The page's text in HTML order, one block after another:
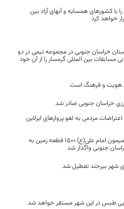
با کشورهای همسایه و آبهای آزاد بین
خواهد کرد
خراسان جنوبی در مجموعه تیمی در دو
مسابقات بین المللی گرمسار را از آن خود
هویت و فرهنگ است
خراسان جنوبی صادر شد
مردمی به لغو پروازهای ایرلاین
به مناسب سالروز ازدواج فرخنده و میمون امام علی(ع) ۱۵۰۰ قطعه زمین به
جنوبی واگذار شد
شهر بیرجند تعطیل شد
طبس در این شهر مستقر خواهد شد